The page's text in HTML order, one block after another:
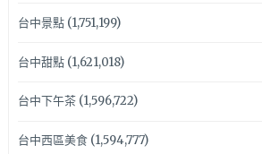
台中景點(1,751,199)
台中甜點(1,621,018)
台中下午茶(1,596,722)
台中西區美食(1,594,777)